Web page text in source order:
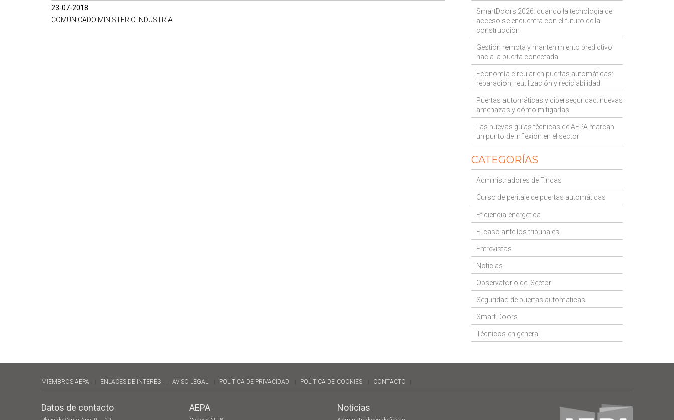
SmartDoors 2026: cuando la tecnología de
acceso se encuentra con el futuro de la
construcción
Gestión remota y mantenimiento predictivo:
hacia la puerta conectada
Economía circular en puertas automáticas:
reparación, reutilización y reciclabilidad
Puertas automáticas y ciberseguridad: nuevas
amenazas y cómo mitigarlas
Las nuevas guías técnicas de AEPA marcan
un punto de inflexión en el sector
CATEGORÍAS
Administradores de Fincas
Curso de peritaje de puertas automáticas
Eficiencia energética
El caso ante los tribunales
Entrevistas
Noticias
Observatorio del Sector
Seguridad de puertas automáticas
Smart Doors
Técnicos en general
23-07-2018
COMUNICADO MINISTERIO INDUSTRIA
MIEMBROS AEPA ENLACES DE INTERÉS AVISO LEGAL POLÍTICA DE PRIVACIDAD POLÍTICA DE COOKIES CONTACTO
Datos de contacto AEPA Noticias